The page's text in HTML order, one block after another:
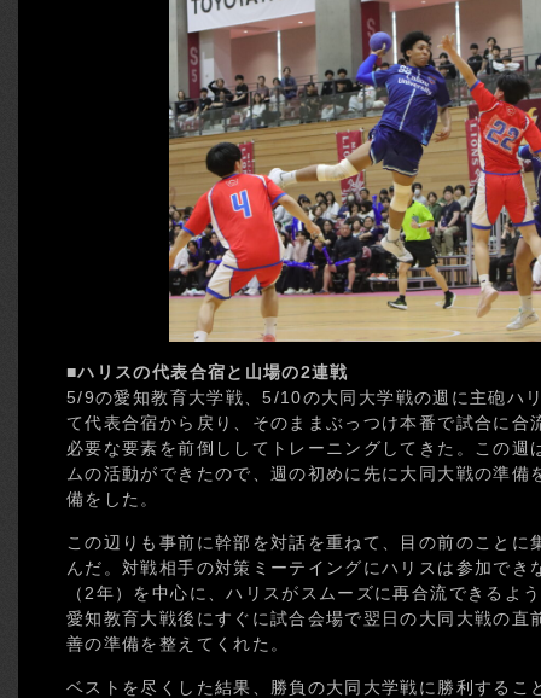
■ハリスの代表合宿と山場の2連戦
5/9の愛知教育大学戦、5/10の大同大学戦の週に主砲ハ
て代表合宿から戻り、そのままぶっつけ本番で試合に合
必要な要素を前倒ししてトレーニングしてきた。この週
ムの活動ができたので、週の初めに先に大同大戦の準備
備をした。
この辺りも事前に幹部を対話を重ねて、目の前のことに
んだ。対戦相手の対策ミーテイングにハリスは参加でき
（2年）を中心に、ハリスがスムーズに再合流できるよ
愛知教育大戦後にすぐに試合会場で翌日の大同大戦の直
善の準備を整えてくれた。
ベストを尽くした結果、勝負の大同大学戦に勝利するこ